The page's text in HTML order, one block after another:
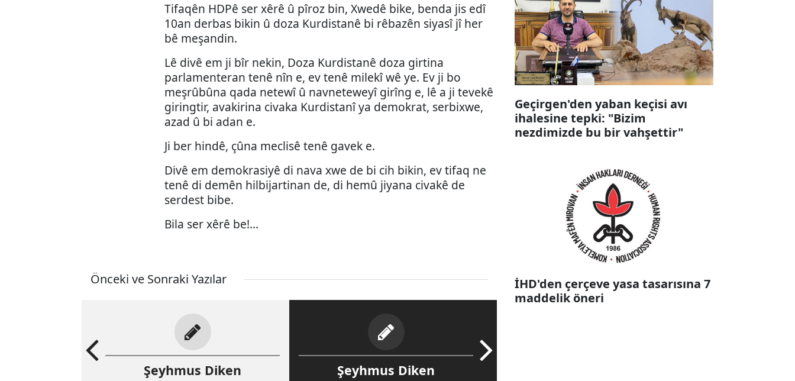
Tifaqên HDPê ser xêrê û pîroz bin, Xwedê bike, benda jis edî
10an derbas bikin û doza Kurdistanê bi rêbazên siyasî jî her
bê meşandin.
Lê divê em ji bîr nekin, Doza Kurdistanê doza girtina
parlamenteran tenê nîn e, ev tenê milekî wê ye. Ev ji bo
meşrûbûna qada netewî û navneteweyî girîng e, lê a ji tevekê
giringtir, avakirina civaka Kurdistanî ya demokrat, serbixwe,
azad û bi adan e.
Ji ber hindê, çûna meclisê tenê gavek e.
Divê em demokrasiyê di nava xwe de bi cih bikin, ev tifaq ne
tenê di demên hilbijartinan de, di hemû jiyana civakê de
serdest bibe.
Bila ser xêrê be!...
Önceki ve Sonraki Yazılar
Şeyhmus Diken Şeyhmus Diken
Geçirgen'den yaban keçisi avı
ihalesine tepki: "Bizim
nezdimizde bu bir vahşettir"
İHD'den çerçeve yasa tasarısına 7
maddelik öneri